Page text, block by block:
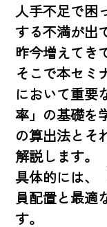
人手不足で困
する不満が出
昨今増えてき
そこで本セミ
において重要
率」の基礎を
の算出法とそ
解説します。
具体的には、
員配置と最適
す。